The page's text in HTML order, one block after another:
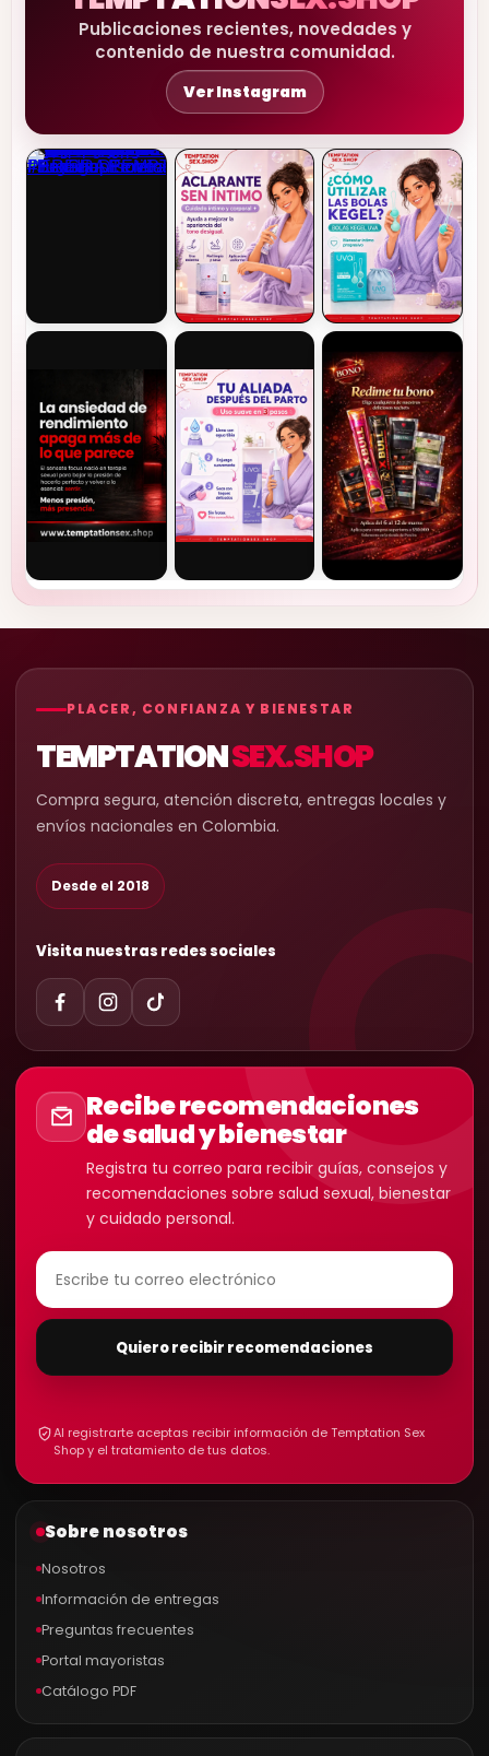
Publicaciones recientes, novedades y
contenido de nuestra comunidad.
Ver Instagram
PLACER, CONFIANZA Y BIENESTAR
TEMPTATIONSEX.SHOP
Compra segura, atención discreta, entregas locales y
envíos nacionales en Colombia.
Desde el 2018
Visita nuestras redes sociales
Recibe recomendaciones
de salud y bienestar
Registra tu correo para recibir guías, consejos y
recomendaciones sobre salud sexual, bienestar
y cuidado personal.
Quiero recibir recomendaciones
Al registrarte aceptas recibir información de Temptation Sex
Shop y el tratamiento de tus datos.
Sobre nosotros
Nosotros
Información de entregas
Preguntas frecuentes
Portal mayoristas
Catálogo PDF